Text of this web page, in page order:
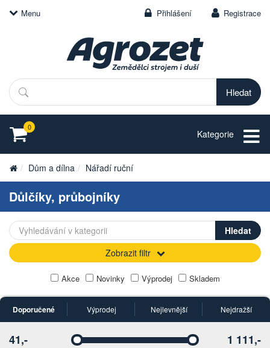
Menu Přihlášení Registrace
Hledat
0
Kategorie
Dům a dílna Nářadí ruční
Důlčíky, průbojníky
Zobrazit filtr
Akce Novinky Výprodej Skladem
Doporučené Výprodej Nejlevnější Nejdražší
Vyberte Vyberte
41,- 1 111,-